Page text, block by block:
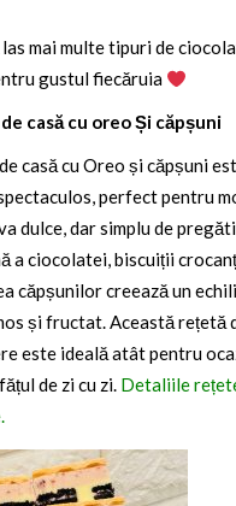
mai multe tipuri de
gustul fiecăruia
casă cu oreo Și căpșuni
casă cu Oreo și căpșuni
perfect pentru
dulce, dar simplu de
a ciocolatei, biscuiții
căpșunilor creează un
și fructat. Această rețetă
este ideală atât pentru
de zi cu zi. Detaliile